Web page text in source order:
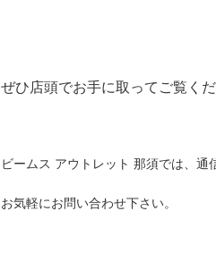
ぜひ店頭でお手に取ってご覧く
ビームス アウトレット 那須では、通
お気軽にお問い合わせ下さい。